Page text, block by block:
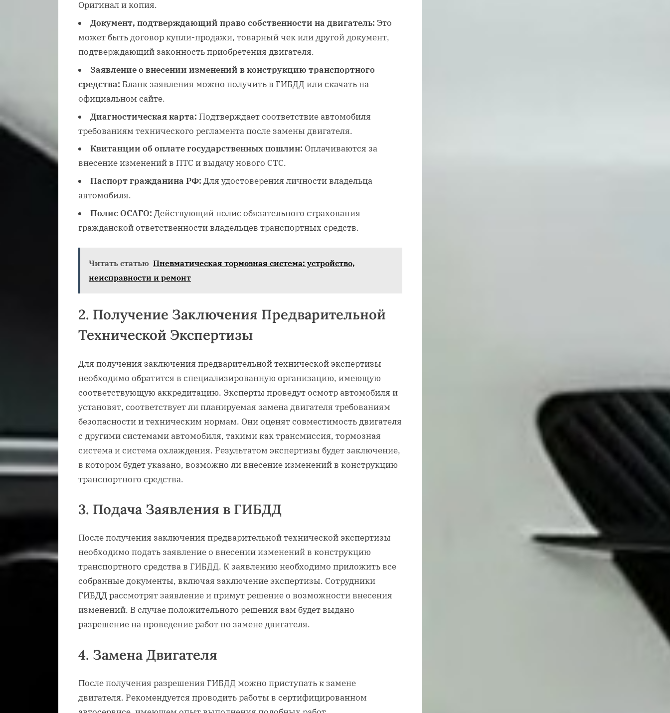
Оригинал и копия.
Документ, подтверждающий право собственности на двигатель: Это
может быть договор купли-продажи, товарный чек или другой документ,
подтверждающий законность приобретения двигателя.
Заявление о внесении изменений в конструкцию транспортного
средства: Бланк заявления можно получить в ГИБДД или скачать на
официальном сайте.
Диагностическая карта: Подтверждает соответствие автомобиля
требованиям технического регламента после замены двигателя.
Квитанции об оплате государственных пошлин: Оплачиваются за
внесение изменений в ПТС и выдачу нового СТС.
Паспорт гражданина РФ: Для удостоверения личности владельца
автомобиля.
Полис ОСАГО: Действующий полис обязательного страхования
гражданской ответственности владельцев транспортных средств.
Читать статью Пневматическая тормозная система: устройство,
неисправности и ремонт
2. Получение Заключения Предварительной
Технической Экспертизы
Для получения заключения предварительной технической экспертизы
необходимо обратится в специализированную организацию, имеющую
соответствующую аккредитацию. Эксперты проведут осмотр автомобиля и
установят, соответствует ли планируемая замена двигателя требованиям
безопасности и техническим нормам. Они оценят совместимость двигателя
с другими системами автомобиля, такими как трансмиссия, тормозная
система и система охлаждения. Результатом экспертизы будет заключение,
в котором будет указано, возможно ли внесение изменений в конструкцию
транспортного средства.
3. Подача Заявления в ГИБДД
После получения заключения предварительной технической экспертизы
необходимо подать заявление о внесении изменений в конструкцию
транспортного средства в ГИБДД. К заявлению необходимо приложить все
собранные документы, включая заключение экспертизы. Сотрудники
ГИБДД рассмотрят заявление и примут решение о возможности внесения
изменений. В случае положительного решения вам будет выдано
разрешение на проведение работ по замене двигателя.
4. Замена Двигателя
После получения разрешения ГИБДД можно приступать к замене
двигателя. Рекомендуется проводить работы в сертифицированном